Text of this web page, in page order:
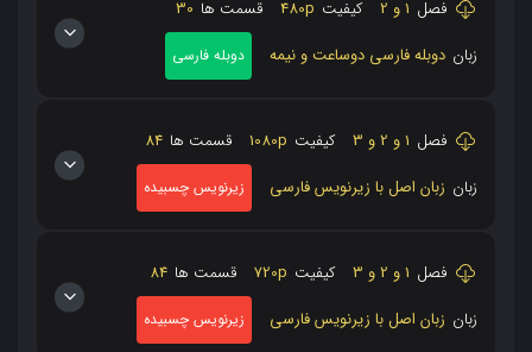
فصل 1 و 2 کیفیت 480p قسمت ها 30
زبان دوبله فارسی دوساعت و نیمه دوبله فارسی
فصل 1 و 2 و 3 کیفیت 1080p قسمت ها 84
زبان زبان اصل با زیرنویس فارسی زیرنویس چسبیده
فصل 1 و 2 و 3 کیفیت 720p قسمت ها 84
زبان زبان اصل با زیرنویس فارسی زیرنویس چسبیده